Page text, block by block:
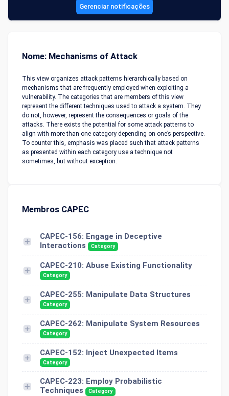
Gerenciar notificações
Nome: Mechanisms of Attack
This view organizes attack patterns hierarchically based on
mechanisms that are frequently employed when exploiting a
vulnerability. The categories that are members of this view
represent the different techniques used to attack a system. They
do not, however, represent the consequences or goals of the
attacks. There exists the potential for some attack patterns to
align with more than one category depending on one’s perspective.
To counter this, emphasis was placed such that attack patterns
as presented within each category use a technique not
sometimes, but without exception.
Membros CAPEC
CAPEC-156: Engage in Deceptive
Interactions
Category
CAPEC-210: Abuse Existing Functionality
Category
CAPEC-255: Manipulate Data Structures
Category
CAPEC-262: Manipulate System Resources
Category
CAPEC-152: Inject Unexpected Items
Category
CAPEC-223: Employ Probabilistic
Techniques
Category